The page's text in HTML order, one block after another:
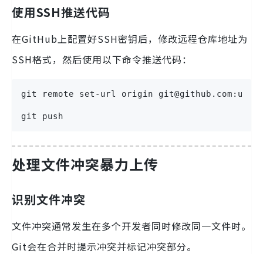
使用SSH推送代码
在GitHub上配置好SSH密钥后，修改远程仓库地址为
SSH格式，然后使用以下命令推送代码：
git remote set-url origin
git push
处理文件冲突暴力上传
识别文件冲突
文件冲突通常发生在多个开发者同时修改同一文件时。
Git会在合并时提示冲突并标记冲突部分。